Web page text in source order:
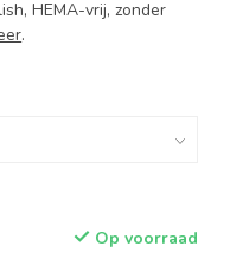
HEMA-vrij, zonder
.
Op voorraad